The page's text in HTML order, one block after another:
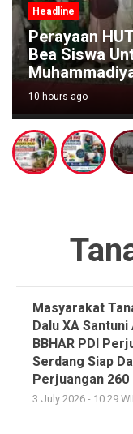
Headline
Perayaan
Bea Siswa
10 hours ago
Masyarakat
Dalu XA
BBHAR PDI
Serdang Siap
Perjuangan
3 July 2026 - 10:29